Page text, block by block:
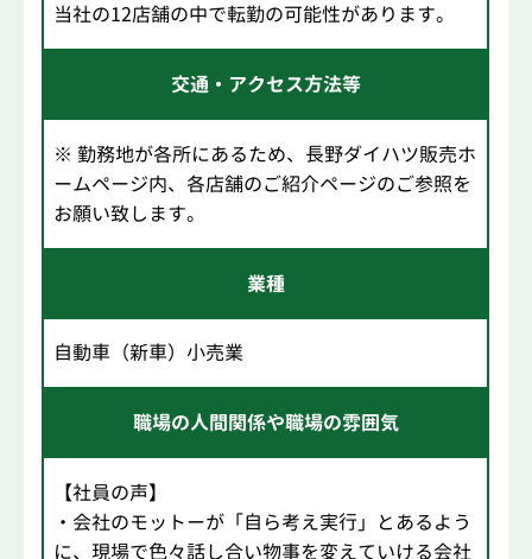
当社の12店舗の中で転勤の可能性があります。
交通・アクセス方法等
※ 勤務地が各所にあるため、長野ダイハツ販売ホ
ームページ内、各店舗のご紹介ページのご参照を
お願い致します。
業種
自動車（新車）小売業
職場の人間関係や職場の雰囲気
【社員の声】
・会社のモットーが「自ら考え実行」とあるよう
に、現場で色々話し合い物事を変えていける会社